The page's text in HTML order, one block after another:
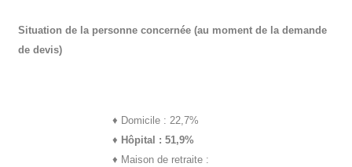
Situation de la personne concernée (au moment de la demande
de devis)
♦ Domicile : 22,7%
♦ Hôpital : 51,9%
♦ Maison de retraite :